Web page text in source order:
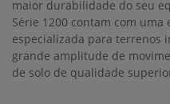
maior durabilidade do seu
Série 1200 contam com
especializada para terrenos
grande amplitude de
de solo de qualidade